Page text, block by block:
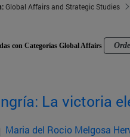
Global Affairs and Strategic Studies
con Categorías Global Affairs
La victoria
Maria del Rocio Melgosa